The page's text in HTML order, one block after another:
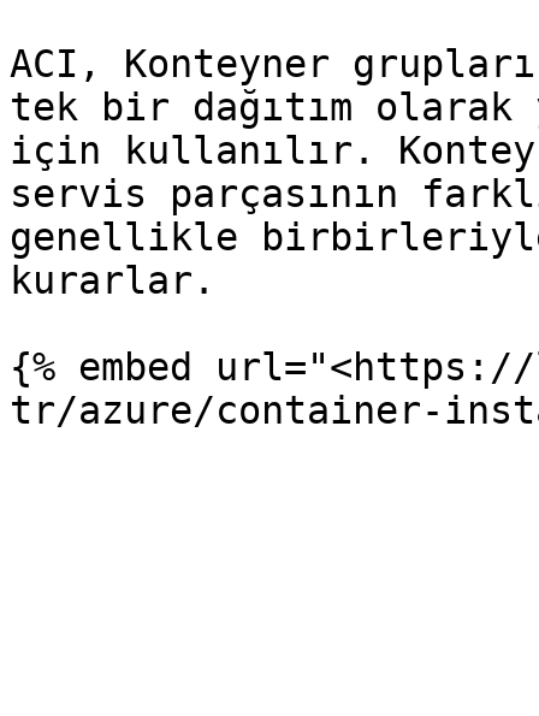
ACI, Konteyner
tek bir dağıtım olarak
için kullanılır.
servis parçasının
genellikle
kurarlar.
{% embed